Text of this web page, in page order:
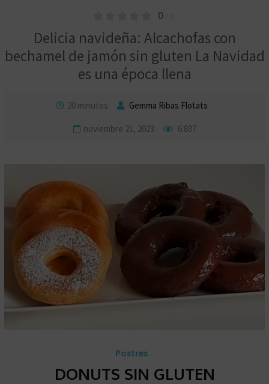
0
Delicia navideña: Alcachofas con
bechamel de jamón sin gluten La Navidad
es una época llena
20 minutos Gemma Ribas Flotats
noviembre 21, 2023 6.837
Postres
DONUTS SIN GLUTEN